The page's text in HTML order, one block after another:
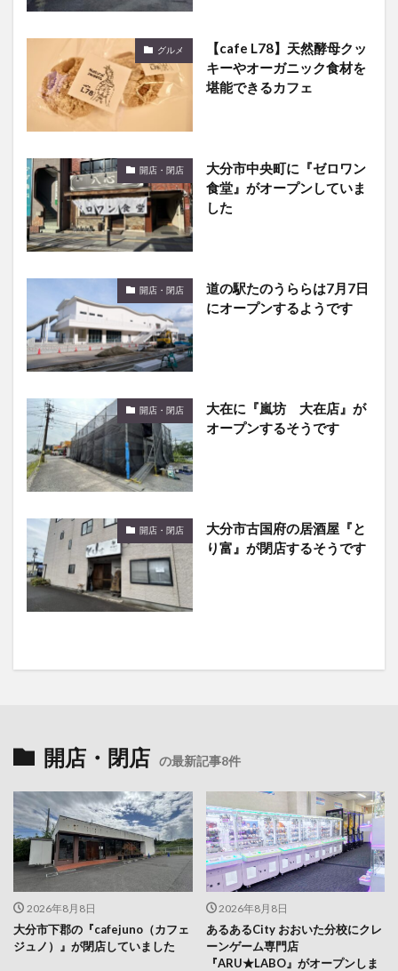
グルメ
【cafe L78】天然酵母クッ
キーやオーガニック食材を
堪能できるカフェ
開店・閉店
大分市中央町に『ゼロワン
食堂』がオープンしていま
した
開店・閉店
道の駅たのうららは7月7日
にオープンするようです
開店・閉店
大在に『嵐坊 大在店』が
オープンするそうです
開店・閉店
大分市古国府の居酒屋『と
り富』が閉店するそうです
開店・閉店 の最新記事8件
2026年8月8日
大分市下郡の『cafejuno（カフェ
ジュノ）』が閉店していました
2026年8月8日
あるあるCity おおいた分校にクレ
ーンゲーム専門店
『ARU★LABO』がオープンしま